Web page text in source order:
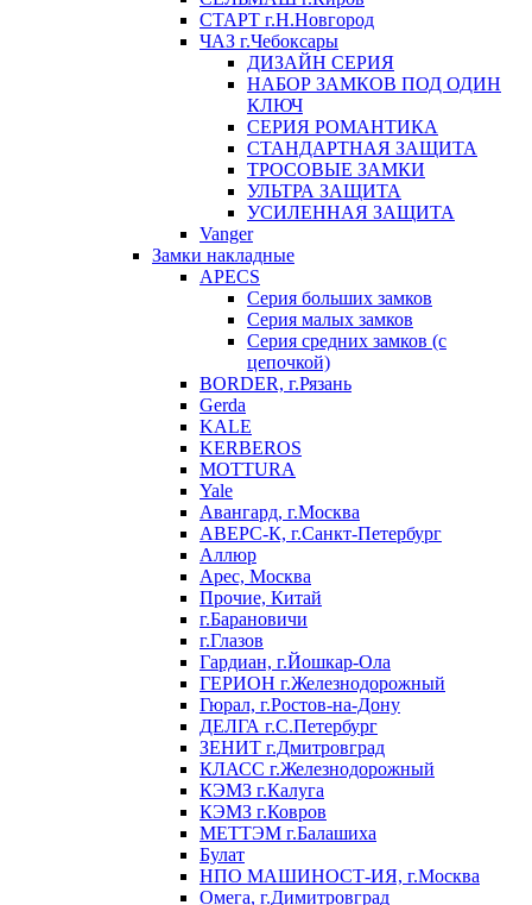
СТАРТ г.Н.Новгород
ЧАЗ г.Чебоксары
ДИЗАЙН СЕРИЯ
НАБОР ЗАМКОВ ПОД ОДИН
КЛЮЧ
СЕРИЯ РОМАНТИКА
СТАНДАРТНАЯ ЗАЩИТА
ТРОСОВЫЕ ЗАМКИ
УЛЬТРА ЗАЩИТА
УСИЛЕННАЯ ЗАЩИТА
Vanger
Замки накладные
APECS
Серия больших замков
Серия малых замков
Серия средних замков (с
цепочкой)
BORDER, г.Рязань
Gerda
KALE
KERBEROS
MOTTURA
Yale
Авангард, г.Москва
АВЕРС-К, г.Санкт-Петербург
Аллюр
Арес, Москва
Прочие, Китай
г.Барановичи
г.Глазов
Гардиан, г.Йошкар-Ола
ГЕРИОН г.Железнодорожный
Гюрал, г.Ростов-на-Дону
ДЕЛГА г.С.Петербург
ЗЕНИТ г.Дмитровград
КЛАСС г.Железнодорожный
КЭМЗ г.Калуга
КЭМЗ г.Ковров
МЕТТЭМ г.Балашиха
Булат
НПО МАШИНОСТ-ИЯ, г.Москва
Омега, г.Димитровград